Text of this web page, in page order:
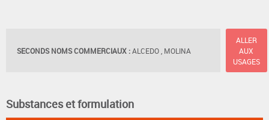
SECONDS NOMS COMMERCIAUX :ALCEDO , MOLINA
ALLER
AUX
USAGES
Substances et formulation